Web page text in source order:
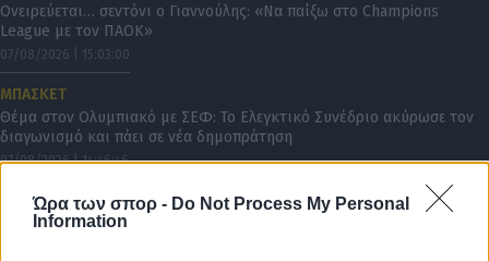
Ώρα των σπορ - Do Not Process My Personal
Information
Ονειρεύεται… σεντόνι ο Γιαννούλης: «Να παίξω στο Champions
League με τον ΠΑΟΚ»
07/08/2026 | 15:03:00
ΜΠΑΣΚΕΤ
Θέμα στον Ολυμπιακό με ΣΕΦ: Το Ελεγκτικό Συνέδριο ακύρωσε τον
διαγωνισμό και πάει σε νέα δημοπράτηση
07/08/2026 | 14:46:46
ΠΟΔΟΣΦΑΙΡΟ ΑΕΚ
Η πρώτη βόλτα στο Μάγερ στην «Αγιά-Σοφιά»! (VIDEO)